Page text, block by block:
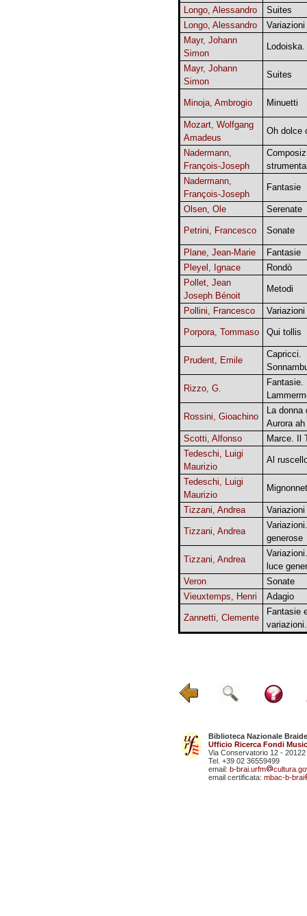
Longo, Alessandro
Suites
Longo, Alessandro
Variazioni
Mayr, Johann
Simon
Mayr, Johann
Simon
Suites
Minoja, Ambrogio Minuetti
Mozart, Wolfgang
Amadeus
Oh dolce
Nadermann,
François-Joseph
Nadermann,
François-Joseph
Fantasie
Olsen, Ole Serenate
Petrini, Francesco Sonate
Plane, Jean-Marie
Fantasie
Pleyel, Ignace
Rondò
Pollet, Jean
Joseph Bénoit
Metodi
Pollini, Francesco Variazioni
Porpora, Tommaso Qui tollis
Prudent, Emile
Capricci.
Rizzo, G.
Fantasie.
Rossini, Gioachino
La donna
Aurora
Scotti, Alfonso
Marce. Il
Tedeschi, Luigi
Maurizio
Al
Tedeschi, Luigi
Maurizio
Tizzani, Andrea Variazioni
Tizzani, Andrea
generose
Tizzani, Andrea
luce
Veron
Sonate
Vieuxtemps, Henri
Adagio
Zannetti, Clemente
Fantasie
Biblioteca Nazionale
Ufficio Ricerca Fondi
Via Conservatorio 12 - 20122
Tel. +39 02 36559499
email: b-brai.urfm
email certificata: mbac-b-brai